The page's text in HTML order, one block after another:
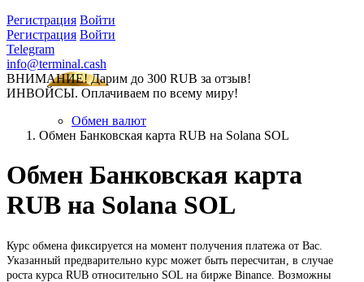
Регистрация Войти
Регистрация Войти
Telegram
info@terminal.cash
ВНИМАНИЕ! Дарим до 300 RUB за отзыв!
ИНВОЙСЫ. Оплачиваем по всему миру!
Обмен валют
Обмен Банковская карта RUB на Solana SOL
Обмен Банковская карта
RUB на Solana SOL
Курс обмена фиксируется на момент получения платежа от Вас.
Указанный предварительно курс может быть пересчитан, в случае
роста курса RUB относительно SOL на бирже Binance. Возможны